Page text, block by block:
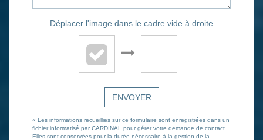
Déplacer l'image dans le cadre vide à droite
ENVOYER
« Les informations recueillies sur ce formulaire sont enregistrées dans un
fichier informatisé par CARDINAL pour gérer votre demande de contact.
Elles sont conservées pour la durée nécessaire à la gestion de la